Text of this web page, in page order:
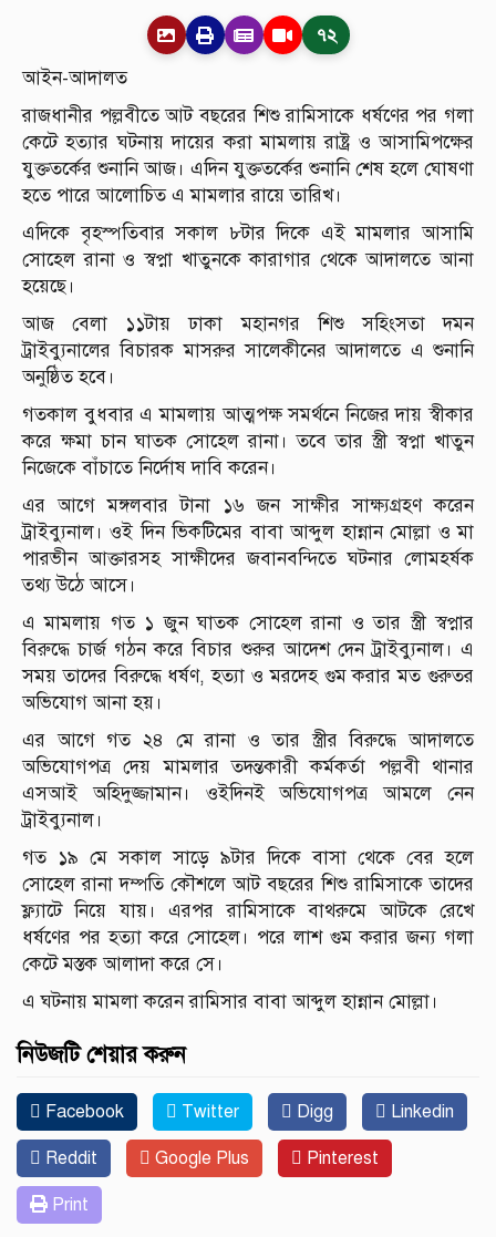
৭২
আইন-আদালত
রাজধানীর পল্লবীতে আট বছরের শিশু রামিসাকে ধর্ষণের পর গলা
কেটে হত্যার ঘটনায় দায়ের করা মামলায় রাষ্ট্র ও আসামিপক্ষের
যুক্ততর্কের শুনানি আজ। এদিন যুক্ততর্কের শুনানি শেষ হলে ঘোষণা
হতে পারে আলোচিত এ মামলার রায়ে তারিখ।
এদিকে বৃহস্পতিবার সকাল ৮টার দিকে এই মামলার আসামি
সোহেল রানা ও স্বপ্না খাতুনকে কারাগার থেকে আদালতে আনা
হয়েছে।
আজ বেলা ১১টায় ঢাকা মহানগর শিশু সহিংসতা দমন
ট্রাইব্যুনালের বিচারক মাসরুর সালেকীনের আদালতে এ শুনানি
অনুষ্ঠিত হবে।
গতকাল বুধবার এ মামলায় আত্মপক্ষ সমর্থনে নিজের দায় স্বীকার
করে ক্ষমা চান ঘাতক সোহেল রানা। তবে তার স্ত্রী স্বপ্না খাতুন
নিজেকে বাঁচাতে নির্দোষ দাবি করেন।
এর আগে মঙ্গলবার টানা ১৬ জন সাক্ষীর সাক্ষ্যগ্রহণ করেন
ট্রাইব্যুনাল। ওই দিন ভিকটিমের বাবা আব্দুল হান্নান মোল্লা ও মা
পারভীন আক্তারসহ সাক্ষীদের জবানবন্দিতে ঘটনার লোমহর্ষক
তথ্য উঠে আসে।
এ মামলায় গত ১ জুন ঘাতক সোহেল রানা ও তার স্ত্রী স্বপ্নার
বিরুদ্ধে চার্জ গঠন করে বিচার শুরুর আদেশ দেন ট্রাইব্যুনাল। এ
সময় তাদের বিরুদ্ধে ধর্ষণ, হত্যা ও মরদেহ গুম করার মত গুরুতর
অভিযোগ আনা হয়।
এর আগে গত ২৪ মে রানা ও তার স্ত্রীর বিরুদ্ধে আদালতে
অভিযোগপত্র দেয় মামলার তদন্তকারী কর্মকর্তা পল্লবী থানার
এসআই অহিদুজ্জামান। ওইদিনই অভিযোগপত্র আমলে নেন
ট্রাইব্যুনাল।
গত ১৯ মে সকাল সাড়ে ৯টার দিকে বাসা থেকে বের হলে
সোহেল রানা দম্পতি কৌশলে আট বছরের শিশু রামিসাকে তাদের
ফ্ল্যাটে নিয়ে যায়। এরপর রামিসাকে বাথরুমে আটকে রেখে
ধর্ষণের পর হত্যা করে সোহেল। পরে লাশ গুম করার জন্য গলা
কেটে মস্তক আলাদা করে সে।
এ ঘটনায় মামলা করেন রামিসার বাবা আব্দুল হান্নান মোল্লা।
নিউজটি শেয়ার করুন
Facebook Twitter Digg Linkedin
Reddit Google Plus Pinterest
Print